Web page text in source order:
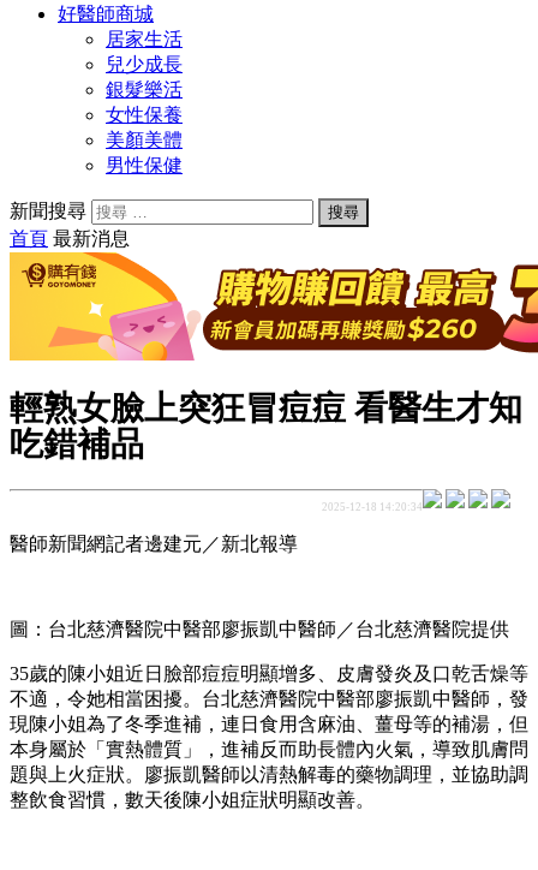
好醫師商城
居家生活
兒少成長
銀髮樂活
女性保養
美顏美體
男性保健
新聞搜尋
首頁 最新消息
輕熟女臉上突狂冒痘痘 看醫生才知
吃錯補品
2025-12-18 14:20:34
醫師新聞網記者邊建元／新北報導
圖：台北慈濟醫院中醫部廖振凱中醫師／台北慈濟醫院提供
35歲的陳小姐近日臉部痘痘明顯增多、皮膚發炎及口乾舌燥等
不適，令她相當困擾。台北慈濟醫院中醫部廖振凱中醫師，發
現陳小姐為了冬季進補，連日食用含麻油、薑母等的補湯，但
本身屬於「實熱體質」，進補反而助長體內火氣，導致肌膚問
題與上火症狀。廖振凱醫師以清熱解毒的藥物調理，並協助調
整飲食習慣，數天後陳小姐症狀明顯改善。